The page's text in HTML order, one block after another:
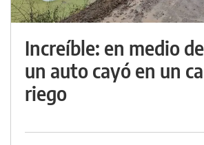
Increíble: en medio
un auto cayó en un
riego